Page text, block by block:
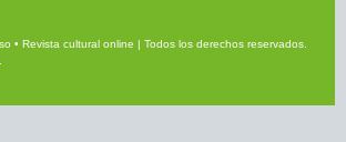
• Revista cultural online | Todos los derechos reservados.